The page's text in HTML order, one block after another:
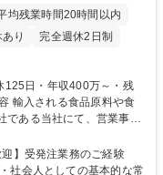
均残業時間20時間以内
り
完全週休2日制
である当社にて、営業事務
話対応などの業務をお任
サポートをお願いします。
】受発注業務のご経験
社会人としての基本的な常